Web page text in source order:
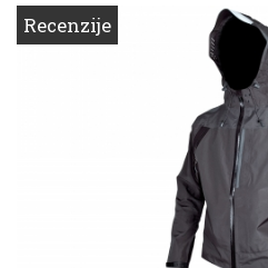
Recenzije